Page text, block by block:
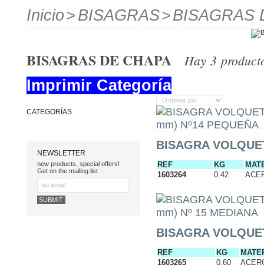
Inicio> BISAGRAS>BISAGRAS
BISAGRAS DE CHAPA Hay 3
Imprimir Categoría
BISAGRA
REF KG
1603264
0.42
BISAGRA
REF KG
1603265
0.60
CATEGORÍAS
NEWSLETTER
new products, special offers!
Get on the mailing list